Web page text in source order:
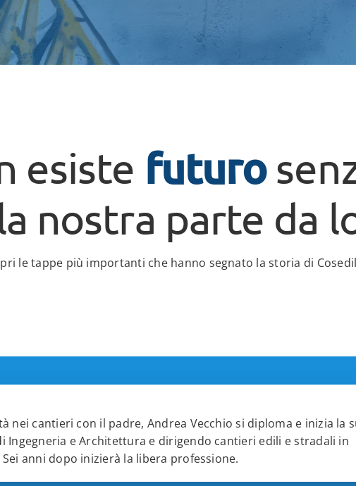
esiste futuro
nostra parte da
le tappe più importanti che hanno segnato la storia di
nei cantieri con il padre, Andrea Vecchio si diploma e inizia la
Ingegneria e Architettura e dirigendo cantieri edili e stradali in
anni dopo inizierà la libera professione.